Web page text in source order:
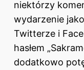
niektórzy
wydarzenie
Twitterze i
hasłem
dodatkowo